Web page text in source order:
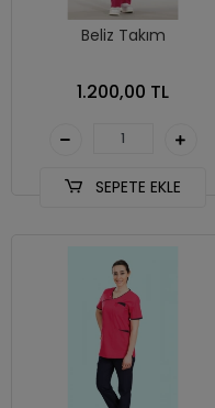
Beliz Takım
1.200,00 TL
SEPETE EKLE